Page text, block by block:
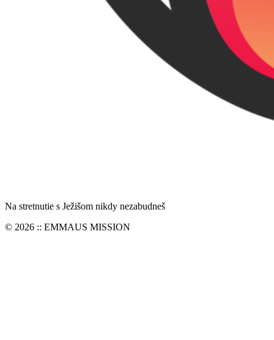
Na stretnutie s Ježišom nikdy nezabudneš
© 2026 :: EMMAUS MISSION